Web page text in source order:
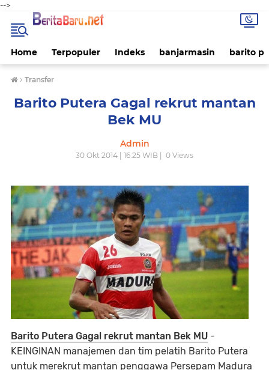
-->
Home Terpopuler Indeks banjarmasin barito
› Transfer
Barito Putera Gagal rekrut mantan
Bek MU
Admin
30 Okt 2014 | 16.25 WIB | 0 Views
Barito Putera Gagal rekrut mantan Bek MU -
KEINGINAN manajemen dan tim pelatih Barito Putera
untuk merekrut mantan penggawa Persepam Madura